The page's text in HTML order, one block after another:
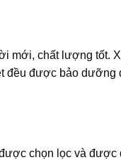
mới, chất lượng tốt.
đều được bảo
chọn lọc và